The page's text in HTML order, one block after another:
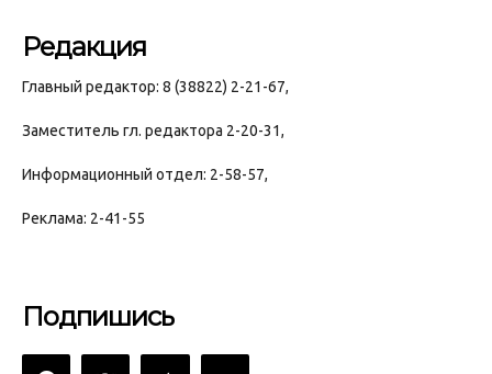
Редакция
Главный редактор: 8 (38822) 2-21-67,
Заместитель гл. редактора 2-20-31,
Информационный отдел: 2-58-57,
Реклама: 2-41-55
Подпишись